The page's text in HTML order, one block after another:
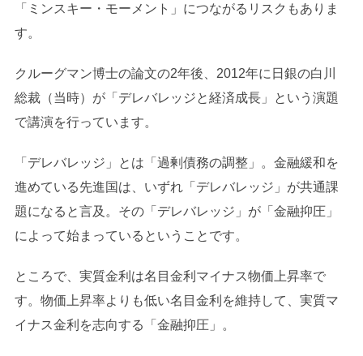
「ミンスキー・モーメント」につながるリスクもありま
す。
クルーグマン博士の論文の2年後、2012年に日銀の白川
総裁（当時）が「デレバレッジと経済成長」という演題
で講演を行っています。
「デレバレッジ」とは「過剰債務の調整」。金融緩和を
進めている先進国は、いずれ「デレバレッジ」が共通課
題になると言及。その「デレバレッジ」が「金融抑圧」
によって始まっているということです。
ところで、実質金利は名目金利マイナス物価上昇率で
す。物価上昇率よりも低い名目金利を維持して、実質マ
イナス金利を志向する「金融抑圧」。